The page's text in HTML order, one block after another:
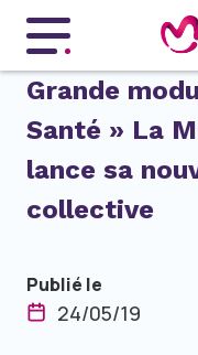
Menu principal
Grande
Santé » La
lance sa
collective
Publié le
24/05/19